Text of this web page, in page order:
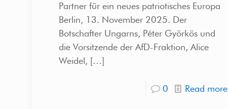
Partner für ein neues patriotisches Europa
Berlin, 13. November 2025. Der
Botschafter Ungarns, Péter Györkös und
die Vorsitzende der AfD-Fraktion, Alice
Weidel, […]
0 Read more